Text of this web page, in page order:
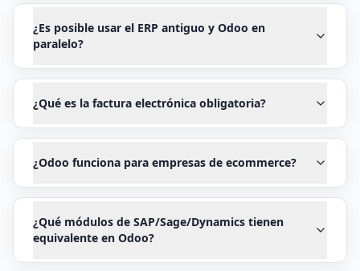
¿Es posible usar el ERP antiguo y Odoo en
paralelo?
¿Qué es la factura electrónica obligatoria?
¿Odoo funciona para empresas de ecommerce?
¿Qué módulos de SAP/Sage/Dynamics tienen
equivalente en Odoo?